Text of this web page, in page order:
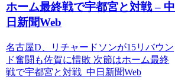
ホーム最終戦で宇都宮と対戦 – 中
日新聞Web
名古屋D、リチャードソンが15リバウン
ド奮闘も佐賀に惜敗 次節はホーム最終
戦で宇都宮と対戦 中日新聞Web